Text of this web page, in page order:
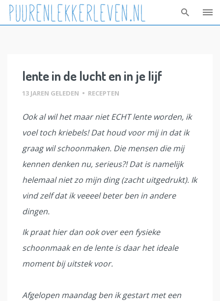
lente in de lucht en in je lijf
13 JAREN GELEDEN • RECEPTEN
Ook al wil het maar niet ECHT lente worden, ik
voel toch kriebels! Dat houd voor mij in dat ik
graag wil schoonmaken. Die mensen die mij
kennen denken nu, serieus?! Dat is namelijk
helemaal niet zo mijn ding (zacht uitgedrukt). Ik
vind zelf dat ik veeeel beter ben in andere
dingen.
Ik praat hier dan ook over een fysieke
schoonmaak en de lente is daar het ideale
moment bij uitstek voor.
Afgelopen maandag ben ik gestart met een